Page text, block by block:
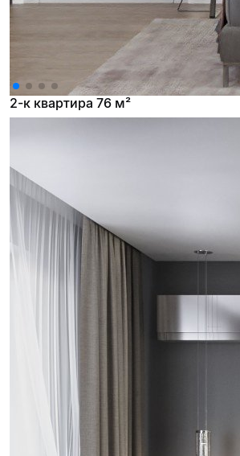
2-к квартира 76 м²